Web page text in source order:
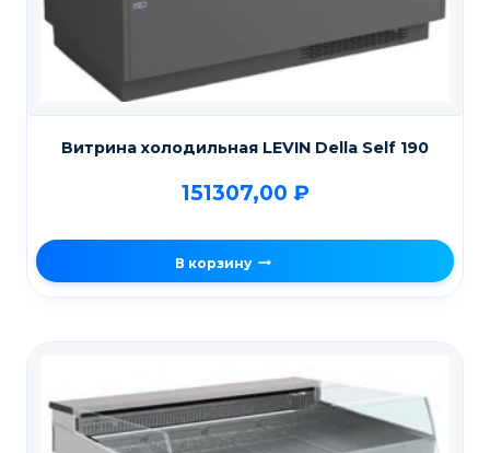
Витрина холодильная LEVIN Della Self 190
151307,00 ₽
В корзину